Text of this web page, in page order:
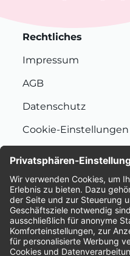
Rechtliches
Impressum
AGB
Datenschutz
Cookie-Einstellungen
Bewertungen